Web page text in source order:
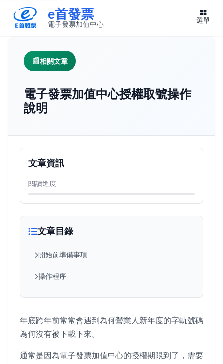
e首發票
電子發票加值中心 選單
相關文章
電子發票加值中心授權取號操作
說明
文章目錄
開始前準備事項
操作程序
年底跨年前常常會遇到為何營業人新年度的字軌號碼
為何沒有被下載下來。
通常是因為電子發票加值中心的授權期限到了，需要
文章資訊
閱讀進度